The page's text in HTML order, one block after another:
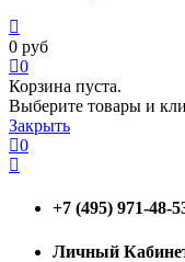
0 руб
0
Корзина пуста.
Выберите товары и
Закрыть
0
+7 (495) 971-48-
Личный